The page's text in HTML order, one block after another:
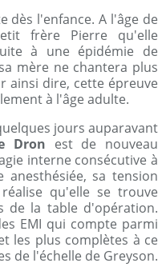
dès l'enfance. A l'âge de
frère Pierre qu'elle
à une épidémie de
mère ne chantera plus
ainsi dire, cette épreuve
à l'âge adulte.
jours auparavant
Dron est de nouveau
interne consécutive à
anesthésiée, sa tension
qu'elle se trouve
de la table d'opération.
EMI qui compte parmi
les plus complètes à ce
de l'échelle de Greyson.